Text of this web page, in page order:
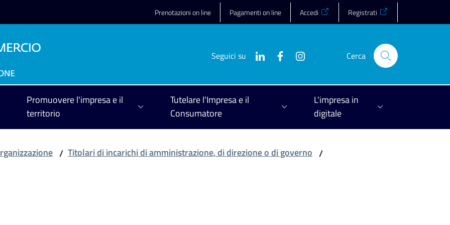
Prenotazioni on line Pagamenti on line Accedi Registrati
Seguici su Cerca
Promuovere l'impresa e il
territorio
Tutelare l'Impresa e il
Consumatore
L'impresa in
digitale
/ Titolari di incarichi di amministrazione, di direzione o di governo /